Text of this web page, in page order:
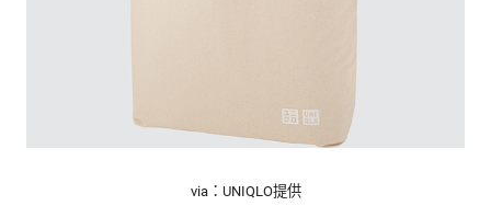
via：UNIQLO提供